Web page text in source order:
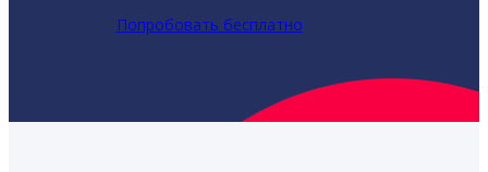
Попробовать бесплатно